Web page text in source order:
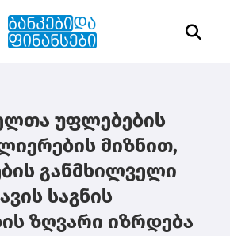
უფლებების
მიზნით,
განმხილველი
საგნის
ზღვარი იზრდება